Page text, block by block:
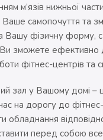
м’язів нижньої
самопочуття та
Вашу фізичну форму,
зможете ефективно
фітнес-центрів та
зал у Вашому домі –
на дорогу до
обладнання
перед собою все